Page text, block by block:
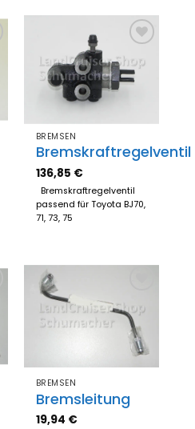
Zum
Merkzettel
hinzufügen
BREMSEN
Bremskraftregelventil
136,85 €
Bremskraftregelventil
passend für Toyota BJ70,
71, 73, 75
Zum
Merkzettel
hinzufügen
BREMSEN
Bremsleitung
19,94 €